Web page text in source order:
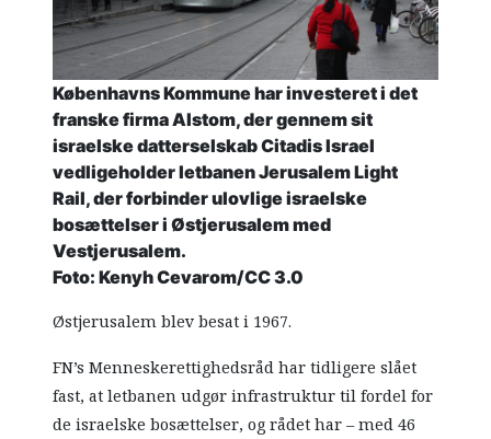
Københavns Kommune har investeret i det
franske firma Alstom, der gennem sit
israelske datterselskab Citadis Israel
vedligeholder letbanen Jerusalem Light
Rail, der forbinder ulovlige israelske
bosættelser i Østjerusalem med
Vestjerusalem.
Foto: Kenyh Cevarom/CC 3.0
Østjerusalem blev besat i 1967.
FN’s Menneskerettighedsråd har tidligere slået
fast, at letbanen udgør infrastruktur til fordel for
de israelske bosættelser, og rådet har – med 46